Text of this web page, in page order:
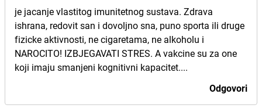
je jacanje vlastitog imunitetnog sustava. Zdrava
ishrana, redovit san i dovoljno sna, puno sporta ili druge
fizicke aktivnosti, ne cigaretama, ne alkoholu i
NAROCITO! IZBJEGAVATI STRES. A vakcine su za one
koji imaju smanjeni kognitivni kapacitet....
Odgovori